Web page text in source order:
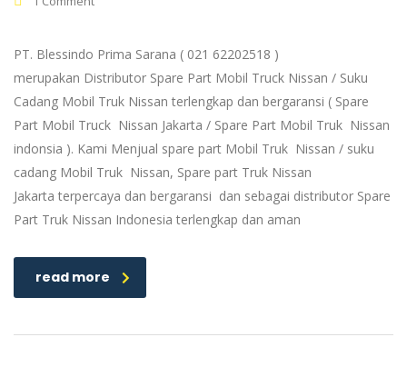
PT. Blessindo Prima Sarana ( 021 62202518 )
merupakan Distributor Spare Part Mobil Truck Nissan / Suku
Cadang Mobil Truk Nissan terlengkap dan bergaransi ( Spare
Part Mobil Truck Nissan Jakarta / Spare Part Mobil Truk Nissan
indonsia ). Kami Menjual spare part Mobil Truk Nissan / suku
cadang Mobil Truk Nissan, Spare part Truk Nissan
Jakarta terpercaya dan bergaransi dan sebagai distributor Spare
Part Truk Nissan Indonesia terlengkap dan aman
read more